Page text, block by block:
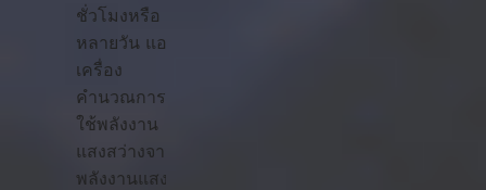
ชั่วโมงหรือ
หลายวัน แอป
เครื่อง
คำนวณการ
ใช้พลังงาน
แสงสว่างจาก
พลังงานแสง